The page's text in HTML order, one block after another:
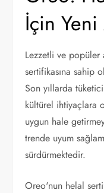
İçin Yeni
Lezzetli ve popüler
sertifikasına sahip
Son yıllarda
kültürel ihtiyaçlara
uygun hale
trende uyum
sürdürmektedir.
Oreo'nun helal